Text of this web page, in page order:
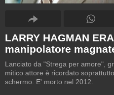
LARRY HAGMAN
manipolatore
Lanciato da "Strega per amore",
mitico attore è ricordato
schermo. E' morto nel 2012.